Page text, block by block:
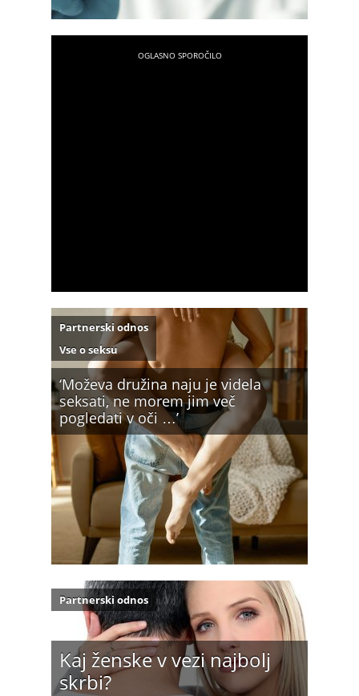
‘Moževa družina naju je videla
seksati, ne morem jim več
pogledati v oči …’
Partnerski odnos
Vse o seksu
Kaj ženske v vezi najbolj
skrbi?
Partnerski odnos